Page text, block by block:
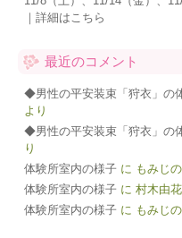
｜詳細はこちら
最近のコメント
◆男性の平安装束「狩衣」
より
◆男性の平安装束「狩衣」
り
体験所室内の様子 に もみじ
体験所室内の様子 に 村木由花
体験所室内の様子 に もみじ